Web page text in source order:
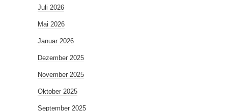
Juli 2026
Mai 2026
Januar 2026
Dezember 2025
November 2025
Oktober 2025
September 2025